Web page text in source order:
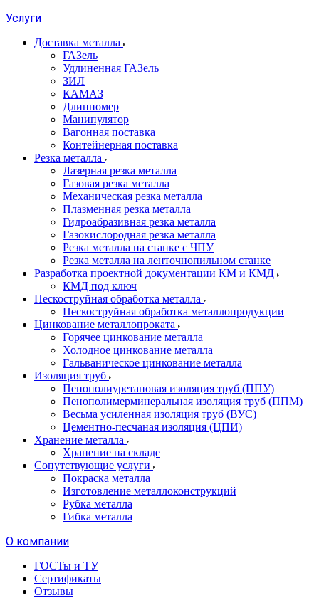
Услуги
Доставка металла
ГАЗель
Удлиненная ГАЗель
ЗИЛ
КАМАЗ
Длинномер
Манипулятор
Вагонная поставка
Контейнерная поставка
Резка металла
Лазерная резка металла
Газовая резка металла
Механическая резка металла
Плазменная резка металла
Гидроабразивная резка металла
Газокислородная резка металла
Резка металла на станке с ЧПУ
Резка металла на ленточнопильном станке
Разработка проектной документации КМ и КМД
КМД под ключ
Пескоструйная обработка металла
Пескоструйная обработка металлопродукции
Цинкование металлопроката
Горячее цинкование металла
Холодное цинкование металла
Гальваническое цинкование металла
Изоляция труб
Пенополиуретановая изоляция труб (ППУ)
Пенополимерминеральная изоляция труб (ППМ)
Весьма усиленная изоляция труб (ВУС)
Цементно-песчаная изоляция (ЦПИ)
Хранение металла
Хранение на складе
Сопутствующие услуги
Покраска металла
Изготовление металлоконструкций
Рубка металла
Гибка металла
О компании
ГОСТы и ТУ
Сертификаты
Отзывы